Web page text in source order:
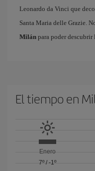
Leonardo da Vinci que
Santa Maria delle Grazie.
Milán para poder descubrir
El tiempo en
Enero
7º/ -1º